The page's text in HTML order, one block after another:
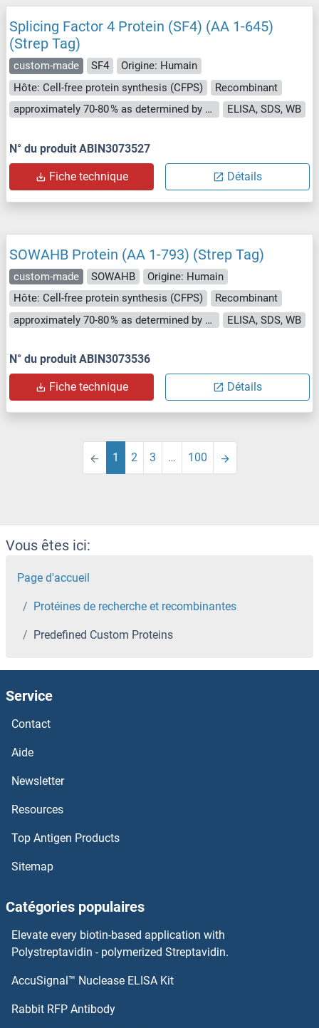
Splicing Factor 4 Protein (SF4) (AA 1-645)
(Strep Tag)
custom-made SF4
Origine: Humain
Hôte: Cell-free protein synthesis (CFPS)
Recombinant
approximately 70-80 % as determined by SDS PAGE, Western Blot and analytical SEC (HPLC).
ELISA, SDS, WB
N° du produit ABIN3073527
Fiche technique Détails
SOWAHB Protein (AA 1-793) (Strep Tag)
custom-made SOWAHB
Origine: Humain
Hôte: Cell-free protein synthesis (CFPS)
Recombinant
approximately 70-80 % as determined by SDS PAGE, Western Blot and analytical SEC (HPLC).
ELISA, SDS, WB
N° du produit ABIN3073536
Fiche technique Détails
1 2 3 … 100
Vous êtes ici:
Page d'accueil
Protéines de recherche et recombinantes
Predefined Custom Proteins
Service
Contact
Aide
Newsletter
Resources
Top Antigen Products
Sitemap
Catégories populaires
Elevate every biotin-based application with
Polystreptavidin - polymerized Streptavidin.
AccuSignal™ Nuclease ELISA Kit
Rabbit RFP Antibody